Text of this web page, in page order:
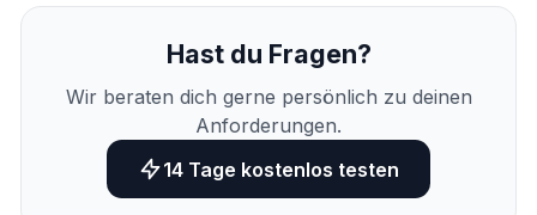
Hast du Fragen?
Wir beraten dich gerne persönlich zu deinen
Anforderungen.
14 Tage kostenlos testen